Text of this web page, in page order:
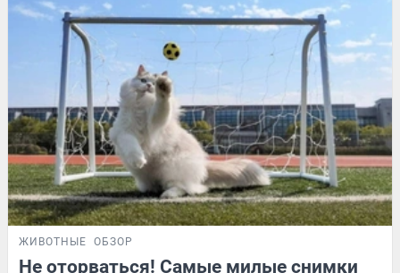
ЖИВОТНЫЕ ОБЗОР
Не оторваться! Самые милые снимки